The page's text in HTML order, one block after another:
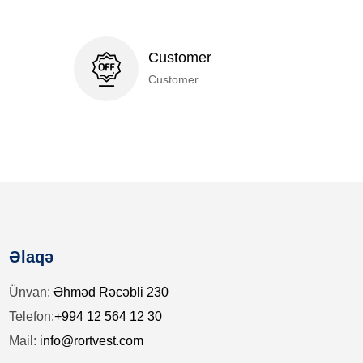
Customer
Customer
Əlaqə
Ünvan: Əhməd Rəcəbli 230
Telefon:+994 12 564 12 30
Mail: info@rortvest.com